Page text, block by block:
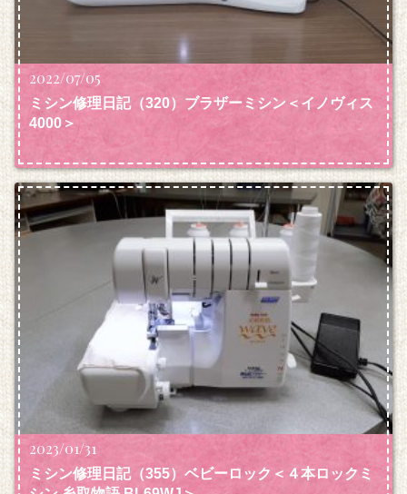
2022/07/05
ミシン修理日記（320）ブラザーミシン＜イノヴィス
4000＞
2023/01/31
ミシン修理日記（355）ベビーロック＜４本ロックミ